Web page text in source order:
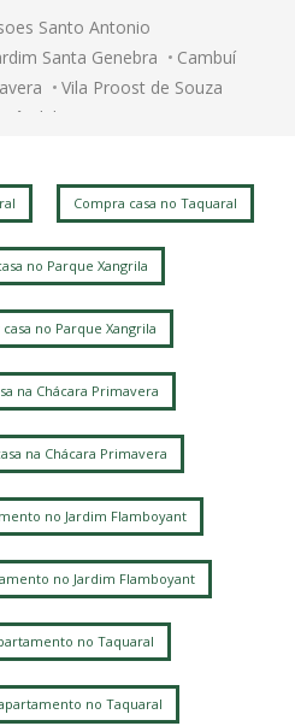
Santo Antonio
Santa Genebra
Cambuí
Vila Proost de Souza
Jardim Nova Europa
Bela Vista
Vista
Compra casa no Taquaral
no Parque Xangrila
no Parque Xangrila
na Chácara Primavera
na Chácara Primavera
no Jardim Flamboyant
no Jardim Flamboyant
no Taquaral
no Taquaral